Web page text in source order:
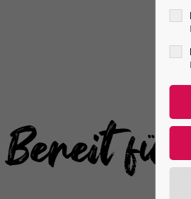
Bereit